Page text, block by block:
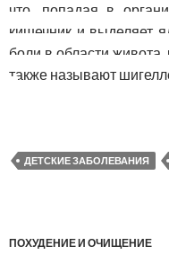
что, попадая в
кишечник и выделяет
боли в области живота,
также называют
ДЕТСКИЕ ЗАБОЛЕВАНИЯ
ПОХУДЕНИЕ И ОЧИЩЕНИЕ